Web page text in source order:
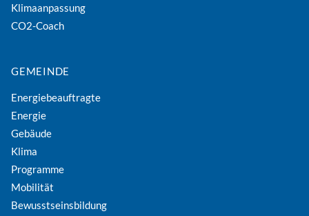
Klimaanpassung
CO2-Coach
GEMEINDE
Energiebeauftragte
Energie
Gebäude
Klima
Programme
Mobilität
Bewusstseinsbildung